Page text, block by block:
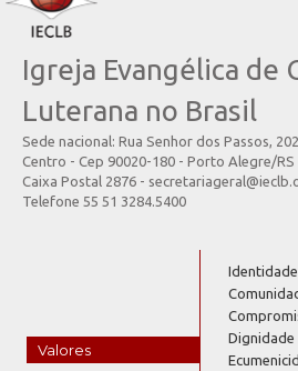
Igreja Evangélica de
Luterana no Brasil
Sede nacional: Rua Senhor dos Passos,
Centro - Cep 90020-180 - Porto Alegre/RS
Caixa Postal 2876 -
Telefone 55 51 3284.5400
Valores
Identidade
Dignidade